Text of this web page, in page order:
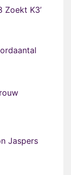
Zoekt K3’
Jaspers